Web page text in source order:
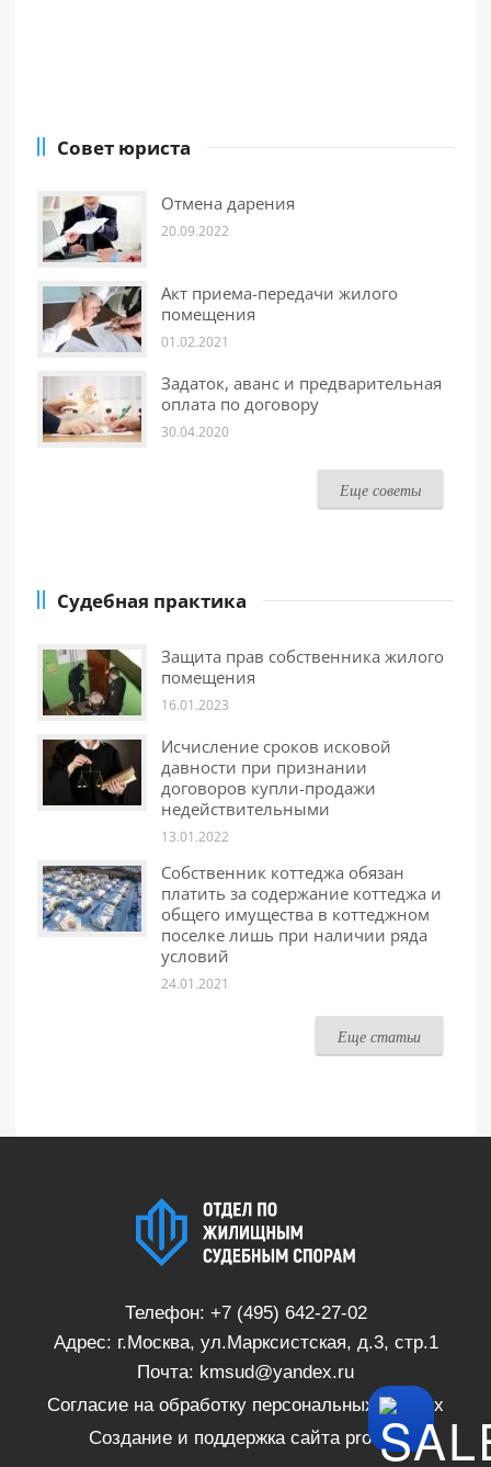
Совет юриста
Отмена дарения
20.09.2022
Акт приема-передачи жилого
помещения
01.02.2021
Задаток, аванс и предварительная
оплата по договору
30.04.2020
Еще советы
Судебная практика
Защита прав собственника жилого
помещения
16.01.2023
Исчисление сроков исковой
давности при признании
договоров купли-продажи
недействительными
13.01.2022
Собственник коттеджа обязан
платить за содержание коттеджа и
общего имущества в коттеджном
поселке лишь при наличии ряда
условий
24.01.2021
Еще статьи
Телефон: +7 (495) 642-27-02
Адрес: г.Москва, ул.Марксистская, д.3, стр.1
Почта: kmsud@yandex.ru
Согласие на обработку персональных данных
Создание и поддержка сайта proSite